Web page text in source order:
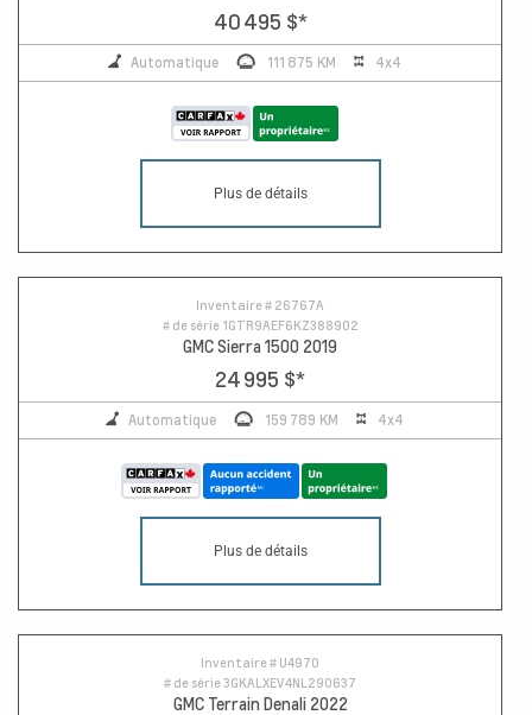
40 495 $*
Automatique 111 875 KM 4x4
Plus de détails
Inventaire # 26767A
# de série 1GTR9AEF6KZ388902
GMC Sierra 1500 2019
24 995 $*
Automatique 159 789 KM 4x4
Plus de détails
Inventaire # U4970
# de série3GKALXEV4NL290637
GMC Terrain Denali 2022